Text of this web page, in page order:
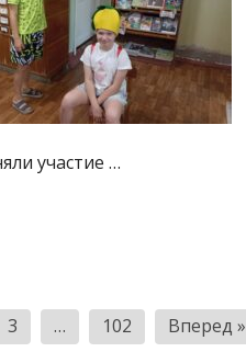
участие …
3 … 102 Вперед »